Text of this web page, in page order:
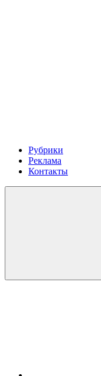
Рубрики
Реклама
Контакты